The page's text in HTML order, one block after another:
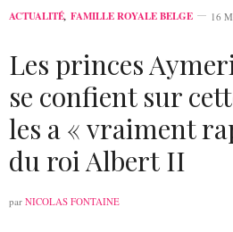
ACTUALITÉ, FAMILLE ROYALE BELGE 16
Les princes
se confient sur
les a « vraiment
du roi Albert II
par NICOLAS FONTAINE